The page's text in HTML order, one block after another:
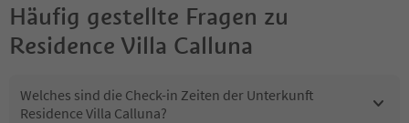
Häufig gestellte Fragen zu
Residence Villa Calluna
Welches sind die Check-in Zeiten der Unterkunft
Residence Villa Calluna?